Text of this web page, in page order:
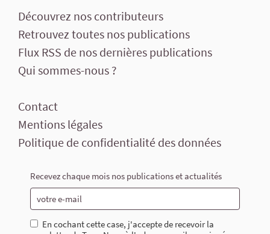
Découvrez nos contributeurs
Retrouvez toutes nos publications
Flux RSS de nos dernières publications
Qui sommes-nous ?
Contact
Mentions légales
Politique de confidentialité des données
Recevez chaque mois nos publications et actualités
En cochant cette case, j'accepte de recevoir la